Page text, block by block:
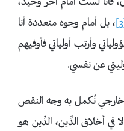
، بل أمام وجوه متعددة أنا
وأرتب أولياتي فأوفيهم
عن نفسي.
خارجي نُكمل به وجه النقص
في أخلاق الدِّين، الدِّين هو